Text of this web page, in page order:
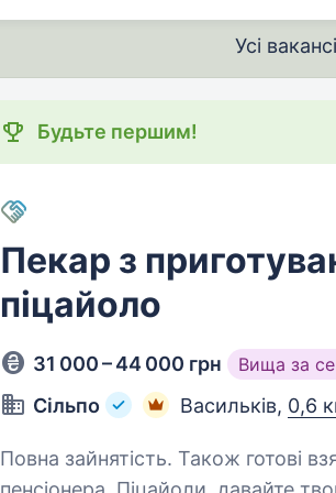
Усі
Будьте першим!
Пекар з
піцайоло
31 000 – 44 000 грн Вища за
Сільпо Васильків, 0,6
Повна зайнятість. Також готові